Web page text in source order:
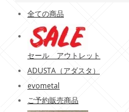
全ての商品
セール アウトレット
ADUSTA（アダスタ）
evometal
ご予約販売商品